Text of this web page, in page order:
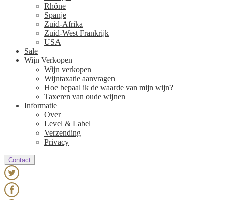
Rhône
Spanje
Zuid-Afrika
Zuid-West Frankrijk
USA
Sale
Wijn Verkopen
Wijn verkopen
Wijntaxatie aanvragen
Hoe bepaal ik de waarde van mijn wijn?
Taxeren van oude wijnen
Informatie
Over
Level & Label
Verzending
Privacy
Contact